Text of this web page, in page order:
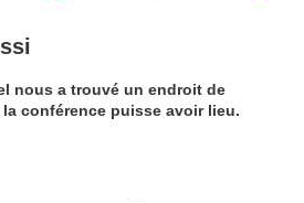
nous a trouvé un endroit de
conférence puisse avoir lieu.